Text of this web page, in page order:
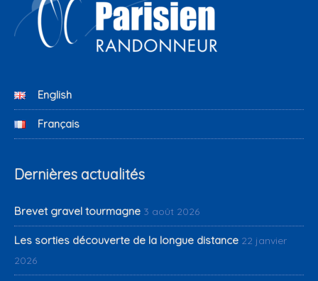
English
Français
Dernières actualités
Brevet gravel tourmagne 3 août 2026
Les sorties découverte de la longue distance 22 janvier
2026